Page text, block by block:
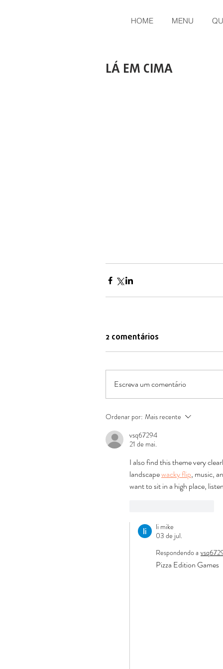
HOME MENU
LÁ EM CIMA
2 comentários
Escreva um comentário
Ordenar por: Mais recente
vsq67294
21 de mai.
I also find this theme very
landscape wacky flip, music,
want to sit in a high place,
li mike
03 de jul.
Respondendo a
Pizza Edition Games